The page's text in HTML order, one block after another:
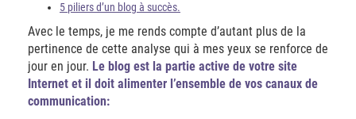
5 piliers d’un blog à succès.
Avec le temps, je me rends compte d’autant plus de la
pertinence de cette analyse qui à mes yeux se renforce de
jour en jour. Le blog est la partie active de votre site
Internet et il doit alimenter l’ensemble de vos canaux de
communication: